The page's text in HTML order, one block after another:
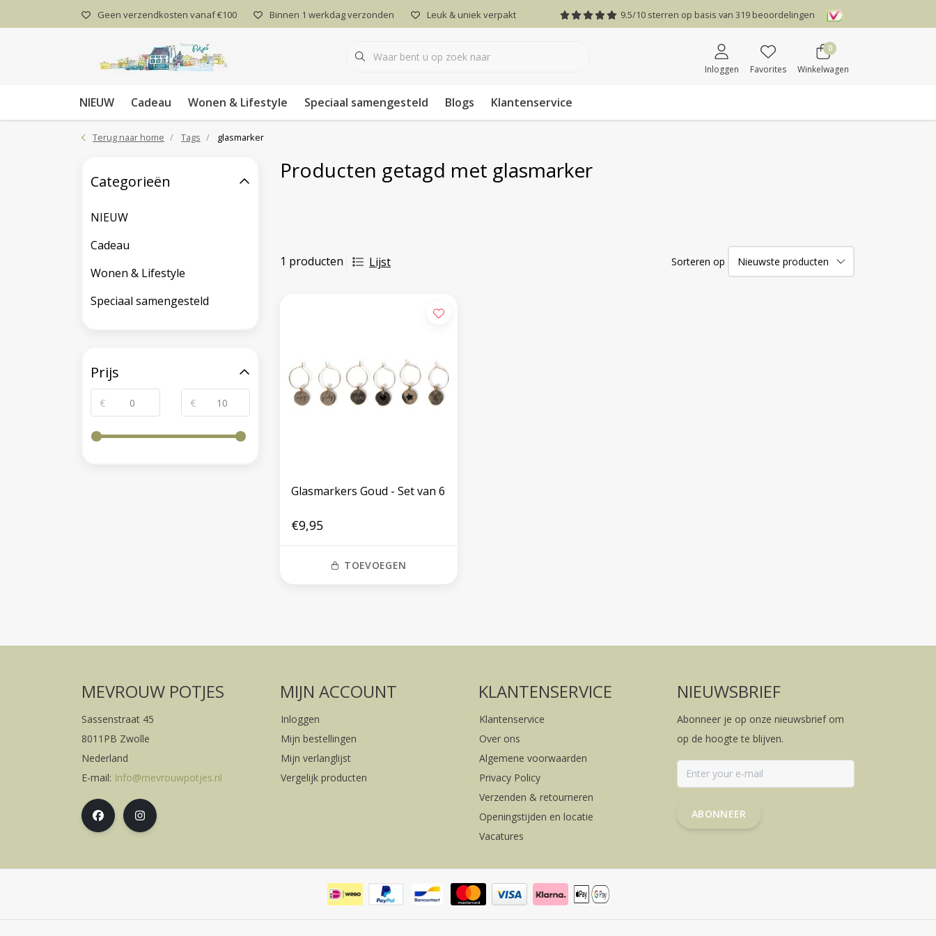
Geen verzendkosten vanaf €100 Binnen 1 werkdag verzonden Leuk & uniek verpakt 9.5/10 sterren op basis van 319 beoordelingen
Inloggen Favorites
0
Winkelwagen
NIEUW Cadeau Wonen & Lifestyle Speciaal samengesteld Blogs Klantenservice
Terug naar home Tags glasmarker
Producten getagd met glasmarker
1 producten Lijst Sorteren op
Glasmarkers Goud - Set van 6
€9,95
TOEVOEGEN
Categorieën
NIEUW
Cadeau
Wonen & Lifestyle
Speciaal samengesteld
Prijs
€ €
MEVROUW POTJES
Sassenstraat 45
8011PB Zwolle
Nederland
E-mail: Info@mevrouwpotjes.nl
MIJN ACCOUNT
Inloggen
Mijn bestellingen
Mijn verlanglijst
Vergelijk producten
KLANTENSERVICE
Klantenservice
Over ons
Algemene voorwaarden
Privacy Policy
Verzenden & retourneren
Openingstijden en locatie
Vacatures
NIEUWSBRIEF
Abonneer je op onze nieuwsbrief om
op de hoogte te blijven.
ABONNEER